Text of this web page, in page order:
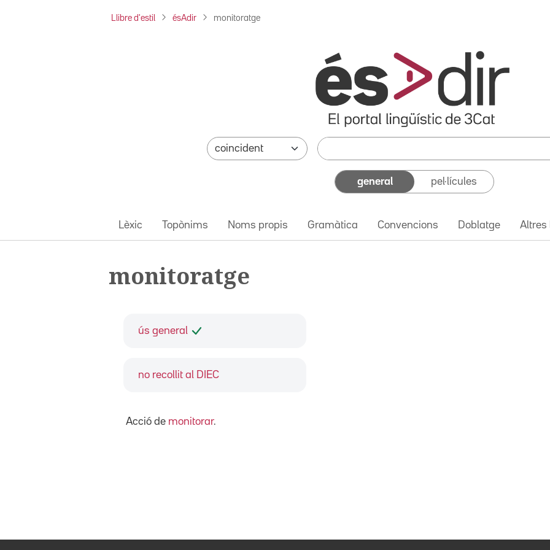
Llibre d'estil ésAdir monitoratge
general pel·lícules
Lèxic Topònims Noms propis Gramàtica Convencions Doblatge Altres
monitoratge
ús general
no recollit al DIEC
Acció de monitorar.